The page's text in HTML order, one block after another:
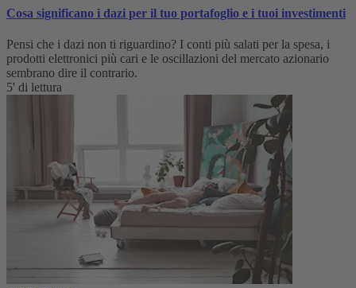
Cosa significano i dazi per il tuo portafoglio e i tuoi investimenti
Pensi che i dazi non ti riguardino? I conti più salati per la spesa, i
prodotti elettronici più cari e le oscillazioni del mercato azionario
sembrano dire il contrario.
5' di lettura